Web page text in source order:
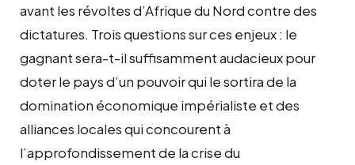
avant les révoltes d’Afrique du Nord contre des
dictatures. Trois questions sur ces enjeux : le
gagnant sera-t-il suffisamment audacieux pour
doter le pays d’un pouvoir qui le sortira de la
domination économique impérialiste et des
alliances locales qui concourent à
l’approfondissement de la crise du